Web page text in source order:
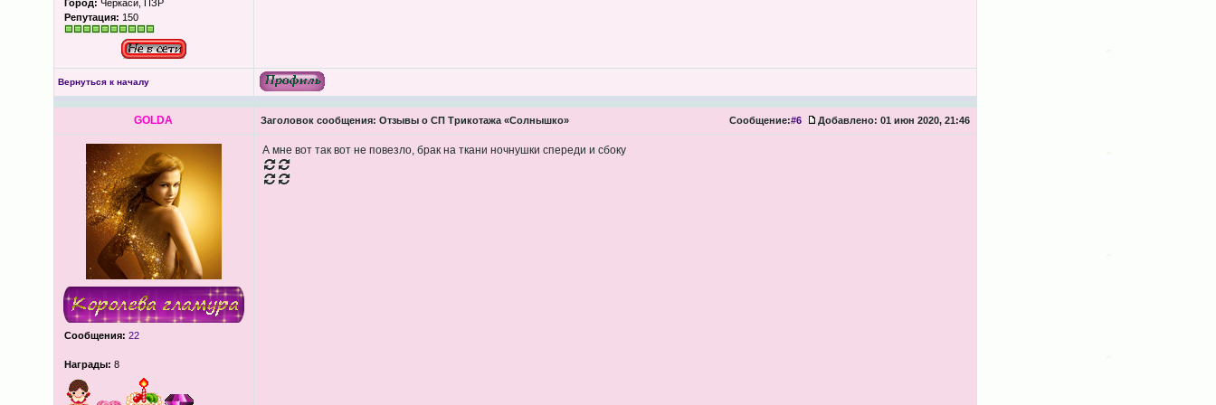
Город: Черкаси, ПЗР
Репутация: 150
Вернуться к началу
GOLDA Заголовок сообщения: Отзывы о СП Трикотажа «Солнышко» Сообщение:#6 Добавлено: 01 июн 2020, 21:46
Сообщения: 22
Награды: 8
А мне вот так вот не повезло, брак на ткани ночнушки спереди и сбоку